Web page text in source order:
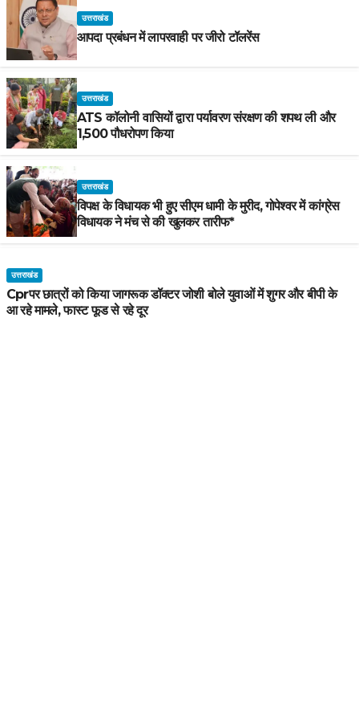
उत्तराखंड
आपदा प्रबंधन में लापरवाही पर जीरो टॉलरेंस
उत्तराखंड
ATS कॉलोनी वासियों द्वारा पर्यावरण संरक्षण की शपथ ली और
1,500 पौधरोपण किया
उत्तराखंड
विपक्ष के विधायक भी हुए सीएम धामी के मुरीद, गोपेश्वर में कांग्रेस
विधायक ने मंच से की खुलकर तारीफ*
उत्तराखंड
Cprपर छात्रों को किया जागरूक डॉक्टर जोशी बोले युवाओं में शुगर और बीपी के
आ रहे मामले, फास्ट फूड से रहे दूर